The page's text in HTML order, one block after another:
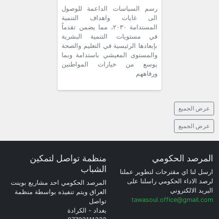
رسم السياسات الداعمة للوصول
الى غايات واهداف التنمية
المستدامة ٢٠٣٠، مما يضمن تقدماً
في مستويات التنمية البشرية
بإبعادها الرئيسية في التعليم والصحة
والمستوى المعيشي باستدامة وبما
يوسع من خيارات المواطنين
ورفاههم
عرض الجميع
عرض الجميع
المرصد الحكومي
ارسل لنا اي مقترحات لتطوير عملنا
لرصد الاداء الحكومي راسلنا على
البريد الالكتروني
tawasoul.office@gmail.com
منظمة تواصل لتمكين
الشباب
المرصد الحكومي احد مشاريع بوينت
العراق ويتم تنفيذه بواسطة منظمة
تواصل
بغداد - الكرادة